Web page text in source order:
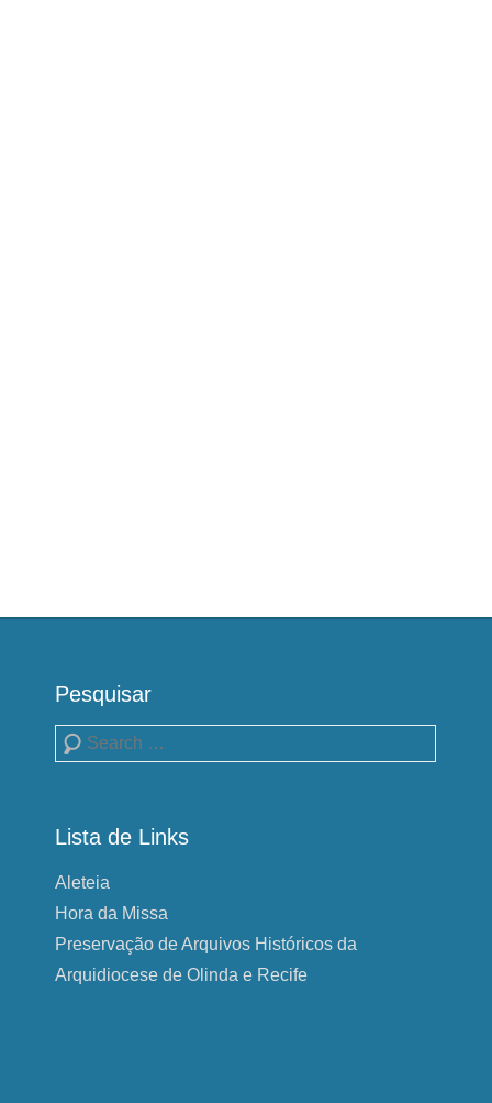
Pesquisar
Pesquisa
Lista de Links
Aleteia
Hora da Missa
Preservação de Arquivos Históricos da
Arquidiocese de Olinda e Recife